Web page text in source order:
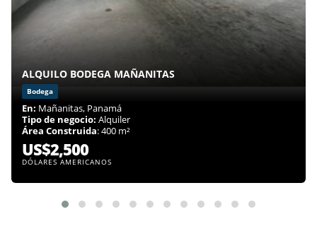
ALQUILO BODEGA MAÑANITAS
Bodega
En: Mañanitas, Panamá
Tipo de negocio: Alquiler
Área Construida: 400 m²
US$2,500
DÓLARES AMERICANOS